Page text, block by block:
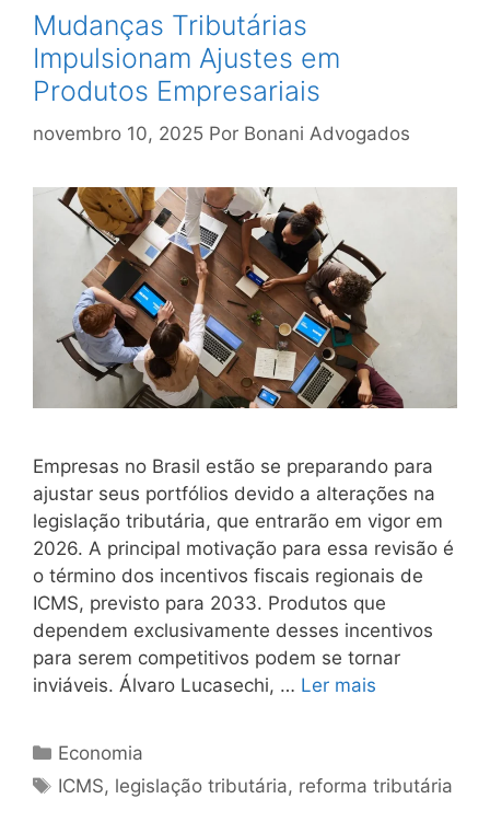
Mudanças Tributárias
Impulsionam Ajustes em
Produtos Empresariais
novembro 10, 2025 Por Bonani Advogados
Empresas no Brasil estão se preparando para
ajustar seus portfólios devido a alterações na
legislação tributária, que entrarão em vigor em
2026. A principal motivação para essa revisão é
o término dos incentivos fiscais regionais de
ICMS, previsto para 2033. Produtos que
dependem exclusivamente desses incentivos
para serem competitivos podem se tornar
inviáveis. Álvaro Lucasechi, … Ler mais
Categorias
Economia
Tags
ICMS, legislação tributária, reforma tributária